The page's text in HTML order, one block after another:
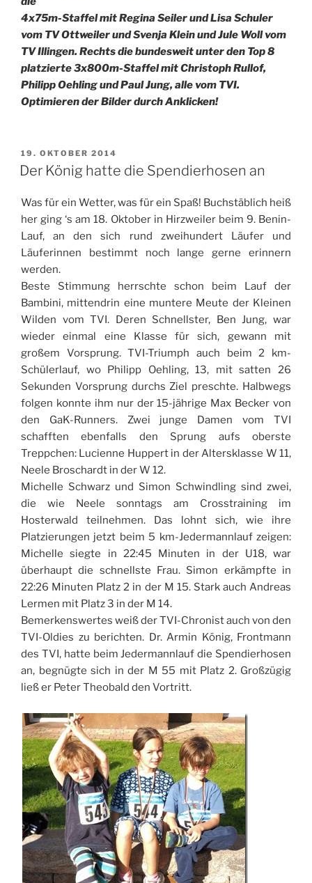
4x75m-Staffel mit Regina Seiler und Lisa Schuler
vom TV Ottweiler und Svenja Klein und Jule Woll vom
TV Illingen. Rechts die bundesweit unter den Top 8
platzierte 3x800m-Staffel mit Christoph Rullof,
Philipp Oehling und Paul Jung, alle vom TVI.
Optimieren der Bilder durch Anklicken!
VERÖFFENTLICHT
AM
19. OKTOBER 2014
Der König hatte die Spendierhosen an
Was für ein Wetter, was für ein Spaß! Buchstäblich heiß
her ging ‘s am 18. Oktober in Hirzweiler beim 9. Benin-
Lauf, an den sich rund zweihundert Läufer und
Läuferinnen bestimmt noch lange gerne erinnern
werden.
Beste Stimmung herrschte schon beim Lauf der
Bambini, mittendrin eine muntere Meute der Kleinen
Wilden vom TVI. Deren Schnellster, Ben Jung, war
wieder einmal eine Klasse für sich, gewann mit
großem Vorsprung. TVI-Triumph auch beim 2 km-
Schülerlauf, wo Philipp Oehling, 13, mit satten 26
Sekunden Vorsprung durchs Ziel preschte. Halbwegs
folgen konnte ihm nur der 15-jährige Max Becker von
den GaK-Runners. Zwei junge Damen vom TVI
schafften ebenfalls den Sprung aufs oberste
Treppchen: Lucienne Huppert in der Altersklasse W 11,
Neele Broschardt in der W 12.
Michelle Schwarz und Simon Schwindling sind zwei,
die wie Neele sonntags am Crosstraining im
Hosterwald teilnehmen. Das lohnt sich, wie ihre
Platzierungen jetzt beim 5 km-Jedermannlauf zeigen:
Michelle siegte in 22:45 Minuten in der U18, war
überhaupt die schnellste Frau. Simon erkämpfte in
22:26 Minuten Platz 2 in der M 15. Stark auch Andreas
Lermen mit Platz 3 in der M 14.
Bemerkenswertes weiß der TVI-Chronist auch von den
TVI-Oldies zu berichten. Dr. Armin König, Frontmann
des TVI, hatte beim Jedermannlauf die Spendierhosen
an, begnügte sich in der M 55 mit Platz 2. Großzügig
ließ er Peter Theobald den Vortritt.